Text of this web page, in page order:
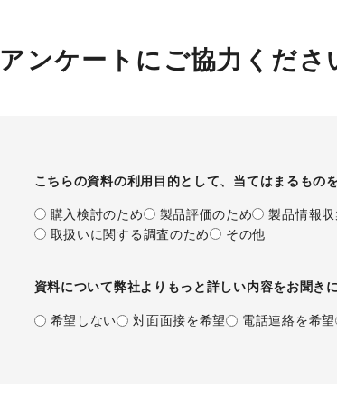
アンケートにご協力くださ
こちらの資料の利用目的として、当てはまるもの
購入検討のため 製品評価のため 製品情報
取扱いに関する調査のため
その他
資料について弊社よりもっと詳しい内容をお聞き
希望しない 対面面接を希望 電話連絡を希望